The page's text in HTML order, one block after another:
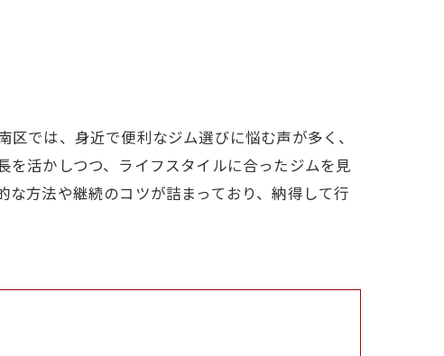
では、身近で便利なジム選びに悩む声が多く、
活かしつつ、ライフスタイルに合ったジムを見
方法や継続のコツが詰まっており、納得して行